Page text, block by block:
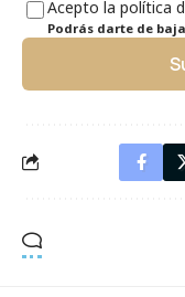
Acepto la política
Podrás darte de